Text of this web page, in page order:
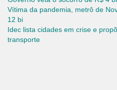
Vítima da pandemia, metrô de
12 bi
Idec lista cidades em crise e
transporte